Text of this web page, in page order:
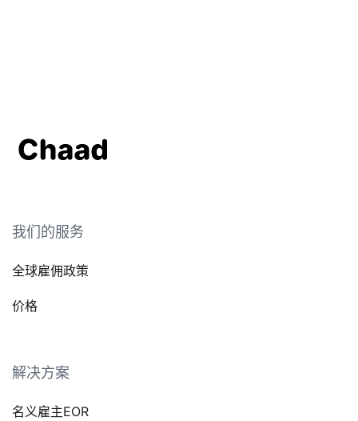
我们的服务
全球雇佣政策
价格
解决方案
名义雇主EOR